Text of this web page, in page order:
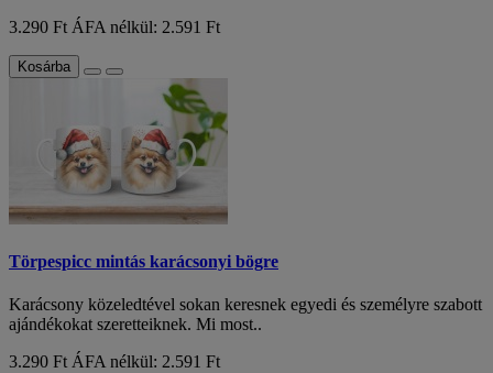
3.290 Ft ÁFA nélkül: 2.591 Ft
Kosárba
Törpespicc mintás karácsonyi bögre
Karácsony közeledtével sokan keresnek egyedi és személyre szabott
ajándékokat szeretteiknek. Mi most..
3.290 FtÁFA nélkül: 2.591 Ft